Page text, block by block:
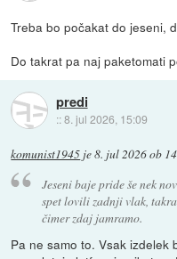
Treba bo počakat do jeseni,
Do takrat pa naj paketomati
predi
::8. jul 2026, 15:09
komunist1945 je8. jul 2026 ob
Jeseni baje pride še nek
spet lovili zadnji vlak,
čimer zdaj jamramo.
Pa ne samo to. Vsak izdelek